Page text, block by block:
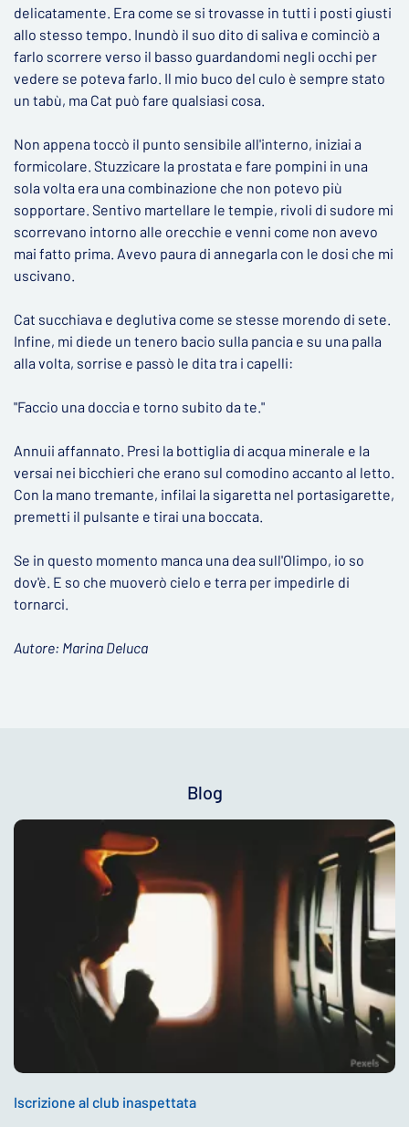
delicatamente. Era come se si trovasse in tutti i posti giusti
allo stesso tempo. Inundò il suo dito di saliva e cominciò a
farlo scorrere verso il basso guardandomi negli occhi per
vedere se poteva farlo. Il mio buco del culo è sempre stato
un tabù, ma Cat può fare qualsiasi cosa.
Non appena toccò il punto sensibile all'interno, iniziai a
formicolare. Stuzzicare la prostata e fare pompini in una
sola volta era una combinazione che non potevo più
sopportare. Sentivo martellare le tempie, rivoli di sudore mi
scorrevano intorno alle orecchie e venni come non avevo
mai fatto prima. Avevo paura di annegarla con le dosi che mi
uscivano.
Cat succhiava e deglutiva come se stesse morendo di sete.
Infine, mi diede un tenero bacio sulla pancia e su una palla
alla volta, sorrise e passò le dita tra i capelli:
"Faccio una doccia e torno subito da te."
Annuii affannato. Presi la bottiglia di acqua minerale e la
versai nei bicchieri che erano sul comodino accanto al letto.
Con la mano tremante, infilai la sigaretta nel portasigarette,
premetti il pulsante e tirai una boccata.
Se in questo momento manca una dea sull'Olimpo, io so
dov'è. E so che muoverò cielo e terra per impedirle di
tornarci.
Autore: Marina Deluca
Blog
Iscrizione al club inaspettata